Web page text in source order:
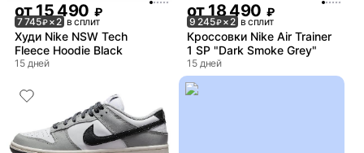
от15 490 ₽
7 745₽× 2 в сплит
Худи Nike NSW Tech
Fleece Hoodie Black
15 дней
от18 490 ₽
9 245₽× 2 в сплит
Кроссовки Nike Air Trainer
1 SP "Dark Smoke Grey"
15 дней